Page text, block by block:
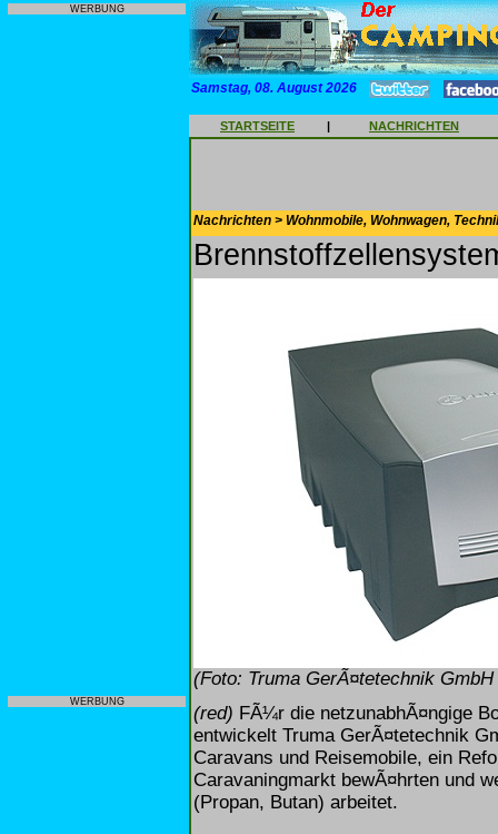
WERBUNG
WERBUNG
Samstag, 08. August 2026
STARTSEITE | NACHRICHTEN
Nachrichten > Wohnmobile, Wohnwagen,
(Foto: Truma GerÃ¤tetechnik
(red) FÃ¼r die netzunabhÃ¤ngige
entwickelt Truma GerÃ¤tetechnik
Caravans und Reisemobile, ein
Caravaningmarkt bewÃ¤hrten und
(Propan, Butan) arbeitet.